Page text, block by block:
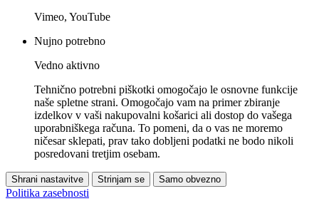
Vimeo, YouTube
Nujno potrebno
Vedno aktivno
Tehnično potrebni piškotki omogočajo le osnovne funkcije
naše spletne strani. Omogočajo vam na primer zbiranje
izdelkov v vaši nakupovalni košarici ali dostop do vašega
uporabniškega računa. To pomeni, da o vas ne moremo
ničesar sklepati, prav tako dobljeni podatki ne bodo nikoli
posredovani tretjim osebam.
Shrani nastavitve Strinjam se Samo obvezno
Politika zasebnosti